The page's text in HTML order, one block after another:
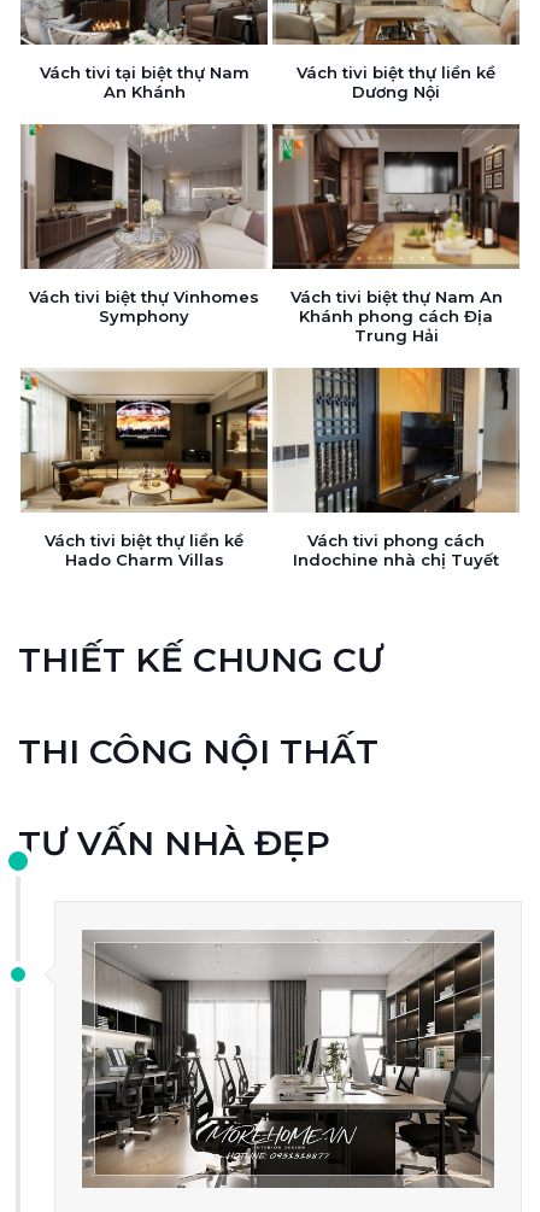
Vách tivi tại biệt thự Nam
An Khánh
Vách tivi biệt thự liền kề
Dương Nội
Vách tivi biệt thự Vinhomes
Symphony
Vách tivi biệt thự Nam An
Khánh phong cách Địa
Trung Hải
Vách tivi biệt thự liền kề
Hado Charm Villas
Vách tivi phong cách
Indochine nhà chị Tuyết
THIẾT KẾ CHUNG CƯ
THI CÔNG NỘI THẤT
TƯ VẤN NHÀ ĐẸP